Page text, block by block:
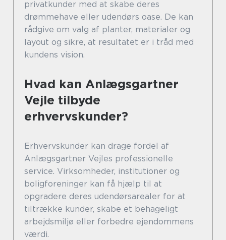
privatkunder med at skabe deres
drømmehave eller udendørs oase. De kan
rådgive om valg af planter, materialer og
layout og sikre, at resultatet er i tråd med
kundens vision.
Hvad kan Anlægsgartner
Vejle tilbyde
erhvervskunder?
Erhvervskunder kan drage fordel af
Anlægsgartner Vejles professionelle
service. Virksomheder, institutioner og
boligforeninger kan få hjælp til at
opgradere deres udendørsarealer for at
tiltrække kunder, skabe et behageligt
arbejdsmiljø eller forbedre ejendommens
værdi.